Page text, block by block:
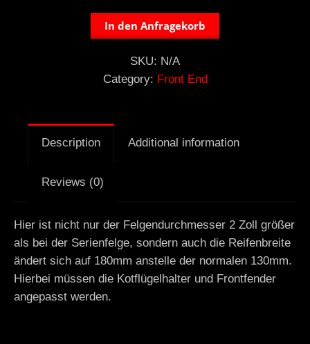
Vorderrad
quantity
In den Anfragekorb
SKU: N/A
Category: Front End
Description Additional information
Reviews (0)
Hier ist nicht nur der Felgendurchmesser 2 Zoll größer
als bei der Serienfelge, sondern auch die Reifenbreite
ändert sich auf 180mm anstelle der normalen 130mm.
Hierbei müssen die Kotflügelhalter und Frontfender
angepasst werden.